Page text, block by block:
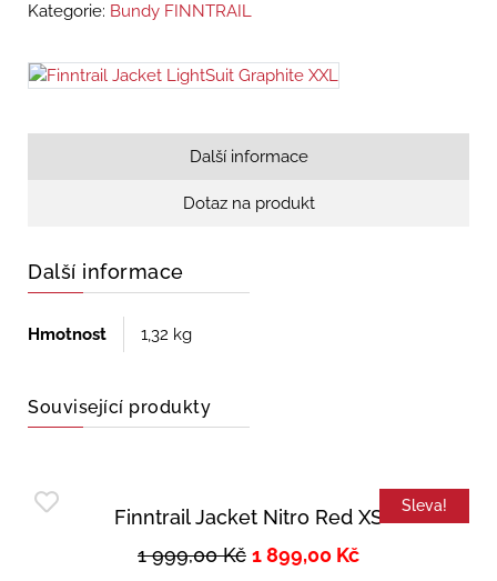
Kategorie: Bundy FINNTRAIL
Další informace
Dotaz na produkt
Další informace
Hmotnost 1,32 kg
Související produkty
Sleva!
Finntrail Jacket Nitro Red XS
1 999,00Kč 1 899,00 Kč